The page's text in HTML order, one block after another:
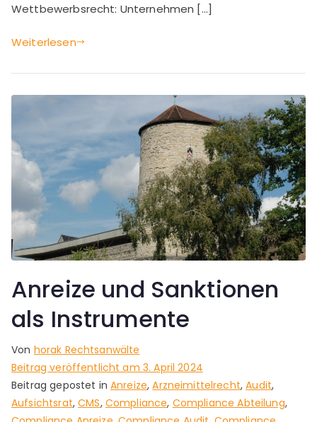
Wettbewerbsrecht: Unternehmen […]
Weiterlesen
Anreize und Sanktionen
als Instrumente
Von horak Rechtsanwälte
Beitrag veröffentlicht am 3. April 2024
Beitrag gepostet in Anreize,Arzneimittelrecht,Audit,
Aufsichtsrat,CMS, Compliance, Compliance Abteilung,